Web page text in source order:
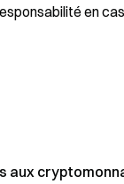
en
aux